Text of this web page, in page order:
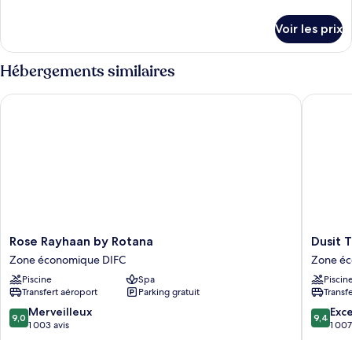
le
type
de
chambre
Chambre
Voir les prix
Hébergements similaires
Rose
Rayhaan
by
Rotana
Zone
économique
DIFC
Rose Rayhaan by Rotana
Zone économique DIFC
Piscine
Spa
Transfert aéroport
Parking gratuit
9.0
sur
9,0 Merveilleux
1 003 avis
Rose Rayhaan by Rotana
Dusit
Thani
Dubai
Zone
DIFC
Dusit
Zone
9.4
sur
9,4
1
Dusit